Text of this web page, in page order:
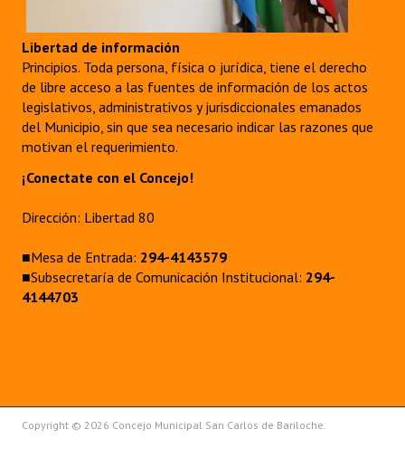
Libertad de información
Principios. Toda persona, física o jurídica, tiene el derecho
de libre acceso a las fuentes de información de los actos
legislativos, administrativos y jurisdiccionales emanados
del Municipio, sin que sea necesario indicar las razones que
motivan el requerimiento.
¡Conectate con el Concejo!
Dirección: Libertad 80
■Mesa de Entrada: 294-4143579
■Subsecretaría de Comunicación Institucional: 294-
4144703
Copyright © 2026 Concejo Municipal San Carlos de Bariloche.